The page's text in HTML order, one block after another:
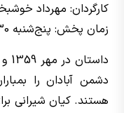
کارگردان: مهرداد
زمان پخش: پنج‌شنبه 30 بهمن، ساعت 10 صبح
دشمن آبادان را
هستند. کیان شیرانی